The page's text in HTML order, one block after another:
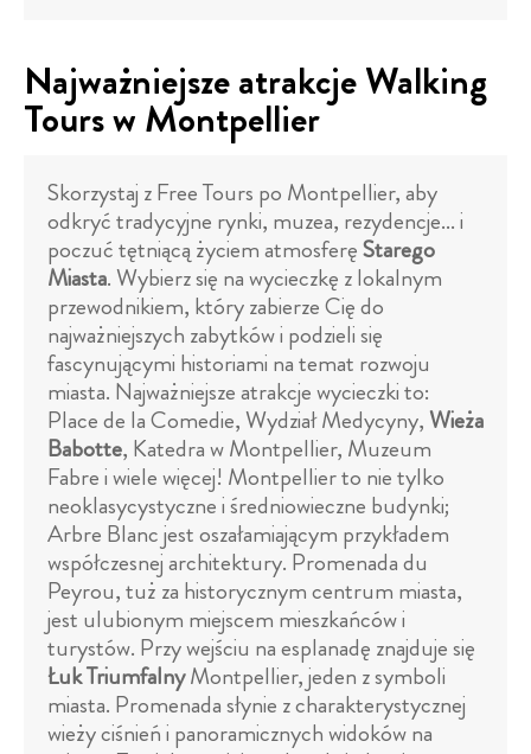
Najważniejsze atrakcje Walking
Tours w Montpellier
Skorzystaj z Free Tours po Montpellier, aby
odkryć tradycyjne rynki, muzea, rezydencje... i
poczuć tętniącą życiem atmosferęStarego
Miasta. Wybierz się na wycieczkę z lokalnym
przewodnikiem, który zabierze Cię do
najważniejszych zabytków i podzieli się
fascynującymi historiami na temat rozwoju
miasta. Najważniejsze atrakcje wycieczki to:
Place de la Comedie, Wydział Medycyny, Wieża
Babotte, Katedra w Montpellier, Muzeum
Fabre i wiele więcej! Montpellier to nie tylko
neoklasycystyczne i średniowieczne budynki;
Arbre Blanc jest oszałamiającym przykładem
współczesnej architektury. Promenada du
Peyrou, tuż za historycznym centrum miasta,
jest ulubionym miejscem mieszkańców i
turystów. Przy wejściu na esplanadę znajduje się
Łuk TriumfalnyMontpellier, jeden z symboli
miasta. Promenada słynie z charakterystycznej
wieży ciśnień i panoramicznych widoków na